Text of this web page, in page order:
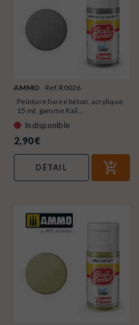
AMMO
Ref. R0026
Peinture livrée béton, acrylique,
15 ml, gamme Rail...
Indisponible
2,90 €
DÉTAIL